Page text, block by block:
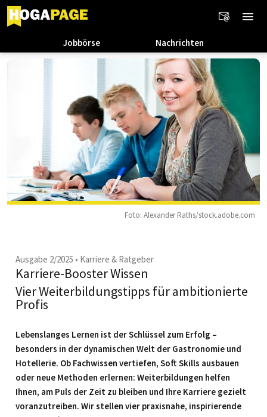
Jobbörse Nachrichten
Foto: Alexander Raths/stock.adobe.com
Ausgabe 2/2025 • Karriere & Ratgeber
Karriere-Booster Wissen
Vier Weiterbildungstipps für ambitionierte
Profis
Lebenslanges Lernen ist der Schlüssel zum Erfolg –
besonders in der dynamischen Welt der Gastronomie und
Hotellerie. Ob Fachwissen vertiefen, Soft Skills ausbauen
oder neue Methoden erlernen: Weiterbildungen helfen
Ihnen, am Puls der Zeit zu bleiben und Ihre Karriere gezielt
voranzutreiben. Wir stellen vier praxisnahe, inspirierende